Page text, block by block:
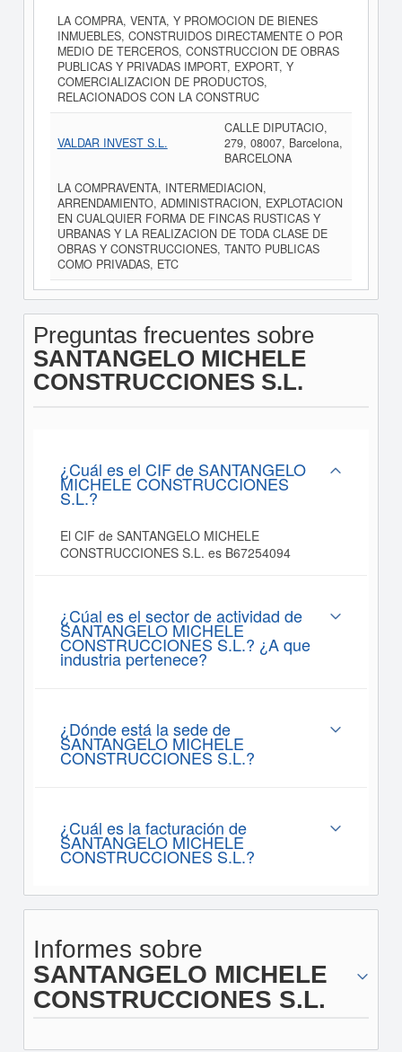
LA COMPRA, VENTA, Y PROMOCION DE BIENES
INMUEBLES, CONSTRUIDOS DIRECTAMENTE O POR
MEDIO DE TERCEROS, CONSTRUCCION DE OBRAS
PUBLICAS Y PRIVADAS IMPORT, EXPORT, Y
COMERCIALIZACION DE PRODUCTOS,
RELACIONADOS CON LA CONSTRUC
VALDAR INVEST S.L.
CALLE DIPUTACIO,
279, 08007, Barcelona,
BARCELONA
LA COMPRAVENTA, INTERMEDIACION,
ARRENDAMIENTO, ADMINISTRACION, EXPLOTACION
EN CUALQUIER FORMA DE FINCAS RUSTICAS Y
URBANAS Y LA REALIZACION DE TODA CLASE DE
OBRAS Y CONSTRUCCIONES, TANTO PUBLICAS
COMO PRIVADAS, ETC
Preguntas frecuentes sobre
SANTANGELO MICHELE
CONSTRUCCIONES S.L.
¿Cuál es el CIF de SANTANGELO
MICHELE CONSTRUCCIONES
S.L.?
El CIF de SANTANGELO MICHELE
CONSTRUCCIONES S.L. es B67254094
¿Cúal es el sector de actividad de
SANTANGELO MICHELE
CONSTRUCCIONES S.L.? ¿A que
industria pertenece?
¿Dónde está la sede de
SANTANGELO MICHELE
CONSTRUCCIONES S.L.?
¿Cuál es la facturación de
SANTANGELO MICHELE
CONSTRUCCIONES S.L.?
Informes sobre
SANTANGELO MICHELE
CONSTRUCCIONES S.L.